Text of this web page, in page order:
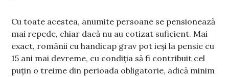
Cu toate acestea, anumite persoane se pensionează
mai repede, chiar dacă nu au cotizat suficient. Mai
exact, românii cu handicap grav pot ieși la pensie cu
15 ani mai devreme, cu condiția să fi contribuit cel
puțin o treime din perioada obligatorie, adică minim